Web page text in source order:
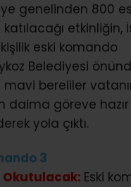
genelinden 800
etkinliğin,
eski komando
Belediyesi
bereliler
daima göreve hazır
yola çıktı.
Eski